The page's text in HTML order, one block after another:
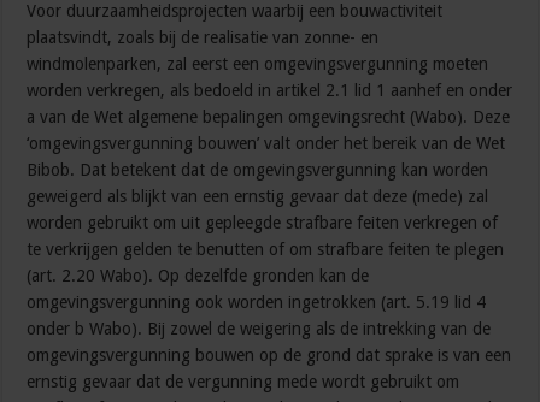
Voor duurzaamheidsprojecten waarbij een bouwactiviteit
plaatsvindt, zoals bij de realisatie van zonne- en
windmolenparken, zal eerst een omgevingsvergunning moeten
worden verkregen, als bedoeld in artikel 2.1 lid 1 aanhef en onder
a van de Wet algemene bepalingen omgevingsrecht (Wabo). Deze
‘omgevingsvergunning bouwen’ valt onder het bereik van de Wet
Bibob. Dat betekent dat de omgevingsvergunning kan worden
geweigerd als blijkt van een ernstig gevaar dat deze (mede) zal
worden gebruikt om uit gepleegde strafbare feiten verkregen of
te verkrijgen gelden te benutten of om strafbare feiten te plegen
(art. 2.20 Wabo). Op dezelfde gronden kan de
omgevingsvergunning ook worden ingetrokken (art. 5.19 lid 4
onder b Wabo). Bij zowel de weigering als de intrekking van de
omgevingsvergunning bouwen op de grond dat sprake is van een
ernstig gevaar dat de vergunning mede wordt gebruikt om